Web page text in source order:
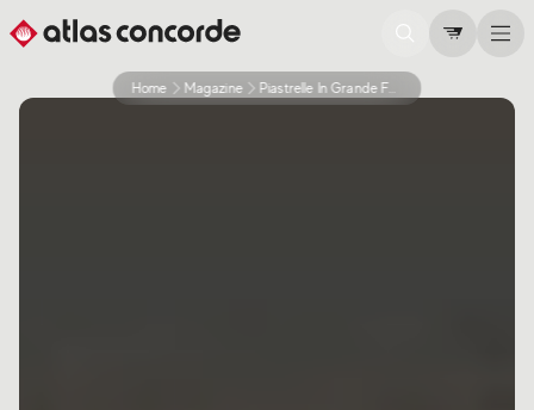
Home Magazine Piastrelle In Grande Formato Per La Casa Vantaggi E Consigli